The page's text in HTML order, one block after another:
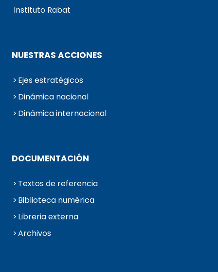
Instituto Rabat
NUESTRAS ACCIONES
Ejes estratégicos
Dinámica nacional
Dinámica internacional
DOCUMENTACIÓN
Textos de referencia
Biblioteca numérica
Libreria externa
Archivos